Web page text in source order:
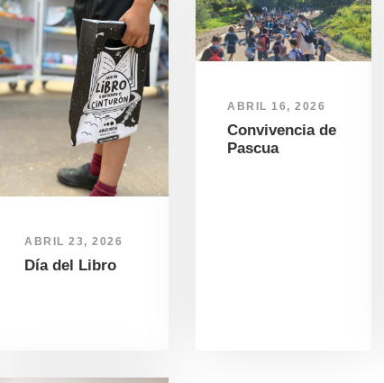
ABRIL 23, 2026
Día del Libro
ABRIL 16, 2026
Convivencia de
Pascua